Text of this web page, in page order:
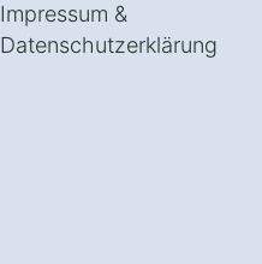
Impressum &
Datenschutzerklärung